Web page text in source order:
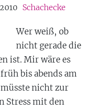
Schachecke
Wer weiß, ob
nicht gerade die
ist. Mir wäre es
bis abends am
nicht zur
Stress mit den